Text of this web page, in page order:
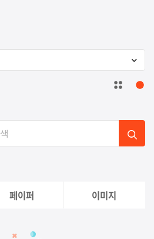
페이퍼 이미지